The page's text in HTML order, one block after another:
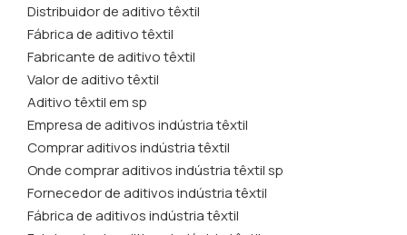
Distribuidor de aditivo têxtil
Fábrica de aditivo têxtil
Fabricante de aditivo têxtil
Valor de aditivo têxtil
Aditivo têxtil em sp
Empresa de aditivos indústria têxtil
Comprar aditivos indústria têxtil
Onde comprar aditivos indústria têxtil sp
Fornecedor de aditivos indústria têxtil
Fábrica de aditivos indústria têxtil